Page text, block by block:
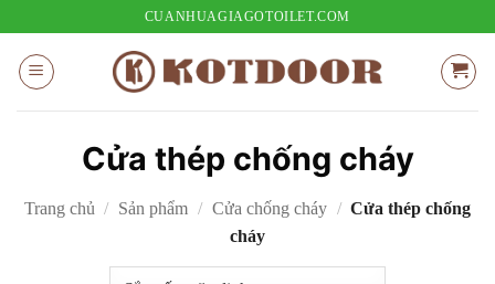
nội
dung
CUANHUAGIAGOTOILET.COM
Cửa thép chống cháy
Trang chủ / Sản phẩm / Cửa chống cháy / Cửa thép chống
cháy